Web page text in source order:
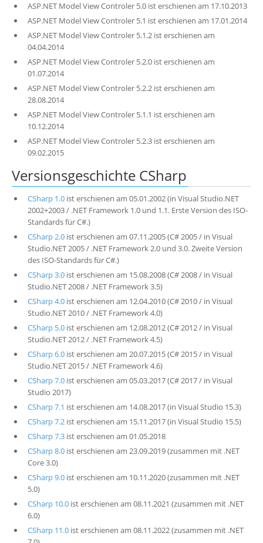
ASP.NET Model View Controler 5.0 ist erschienen am 17.10.2013
ASP.NET Model View Controler 5.1 ist erschienen am 17.01.2014
ASP.NET Model View Controler 5.1.2 ist erschienen am
04.04.2014
ASP.NET Model View Controler 5.2.0 ist erschienen am
01.07.2014
ASP.NET Model View Controler 5.2.2 ist erschienen am
28.08.2014
ASP.NET Model View Controler 5.1.1 ist erschienen am
10.12.2014
ASP.NET Model View Controler 5.2.3 ist erschienen am
09.02.2015
Versionsgeschichte CSharp
CSharp 1.0ist erschienen am 05.01.2002 (in Visual Studio.NET
2002+2003 / .NET Framework 1.0 und 1.1. Erste Version des ISO-
Standards für C#.)
CSharp 2.0ist erschienen am 07.11.2005 (C# 2005 / in Visual
Studio.NET 2005 / .NET Framework 2.0 und 3.0. Zweite Version
des ISO-Standards für C#.)
CSharp 3.0ist erschienen am 15.08.2008 (C# 2008 / in Visual
Studio.NET 2008 / .NET Framework 3.5)
CSharp 4.0ist erschienen am 12.04.2010 (C# 2010 / in Visual
Studio.NET 2010 / .NET Framework 4.0)
CSharp 5.0ist erschienen am 12.08.2012 (C# 2012 / in Visual
Studio.NET 2012 / .NET Framework 4.5)
CSharp 6.0ist erschienen am 20.07.2015 (C# 2015 / in Visual
Studio.NET 2015 / .NET Framework 4.6)
CSharp 7.0ist erschienen am 05.03.2017 (C# 2017 / in Visual
Studio 2017)
CSharp 7.1 ist erschienen am 14.08.2017 (in Visual Studio 15.3)
CSharp 7.2ist erschienen am 15.11.2017 (in Visual Studio 15.5)
CSharp 7.3ist erschienen am 01.05.2018
CSharp 8.0ist erschienen am 23.09.2019 (zusammen mit .NET
Core 3.0)
CSharp 9.0ist erschienen am 10.11.2020 (zusammen mit .NET
5.0)
CSharp 10.0ist erschienen am 08.11.2021 (zusammen mit .NET
6.0)
CSharp 11.0ist erschienen am 08.11.2022 (zusammen mit .NET